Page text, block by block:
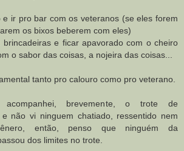
e ir pro bar com os veteranos (se eles forem
os bixos beberem com eles)
brincadeiras e ficar apavorado com o cheiro
o sabor das coisas, a nojeira das coisas...
tanto pro calouro como pro veterano.
acompanhei, brevemente, o trote de
e não vi ninguem chatiado, ressentido nem
então, penso que ninguém da
dos limites no trote.